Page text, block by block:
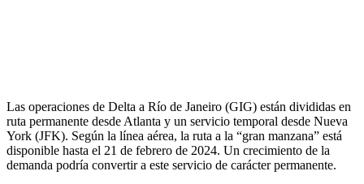
Las operaciones de Delta a Río de Janeiro (GIG) están divididas en
ruta permanente desde Atlanta y un servicio temporal desde Nueva
York (JFK). Según la línea aérea, la ruta a la “gran manzana” está
disponible hasta el 21 de febrero de 2024. Un crecimiento de la
demanda podría convertir a este servicio de carácter permanente.